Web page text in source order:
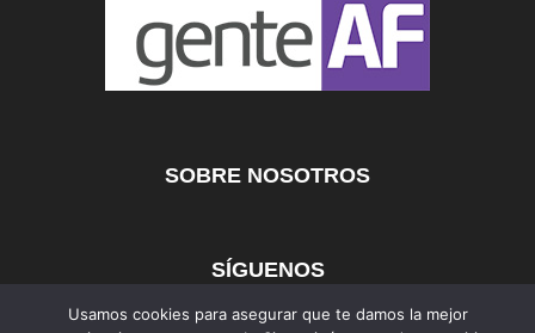
SOBRE NOSOTROS
SÍGUENOS
Usamos cookies para asegurar que te damos la mejor